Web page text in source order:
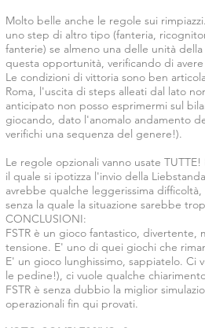
Molto belle anche le regole sui
uno step di altro tipo (fanteria,
fanterie) se almeno una delle unità
questa opportunità, verificando di
Le condizioni di vittoria sono ben
Roma, l'uscita di steps alleati dal lato
anticipato non posso esprimermi sul
giocando, dato l'anomalo andamento
verifichi una sequenza del genere!).
Le regole opzionali vanno usate
il quale si ipotizza l'invio della
avrebbe qualche leggerissima
senza la quale la situazione sarebbe
CONCLUSIONI:
FSTR è un gioco fantastico, divertente,
tensione. E' uno di quei giochi che
E' un gioco lunghissimo, sappiatelo. Ci
le pedine!), ci vuole qualche
FSTR è senza dubbio la miglior
operazionali fin qui provati.